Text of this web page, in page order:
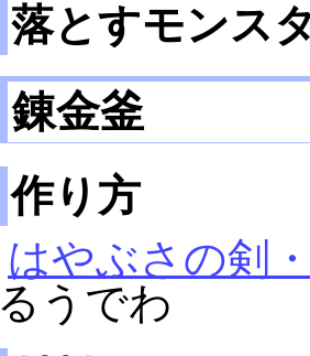
落とすモンス
錬金釜
作り方
はやぶさの剣
るうでわ